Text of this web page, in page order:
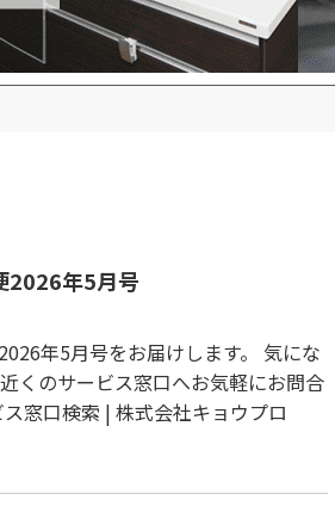
年5月号
年5月号をお届けします。 気にな
くのサービス窓口へお気軽にお問合
窓口検索 | 株式会社キョウプロ